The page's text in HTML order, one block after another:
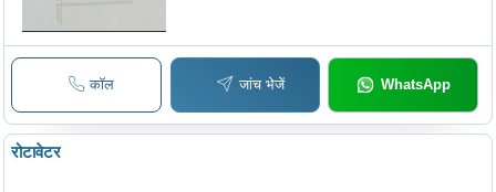
कॉल जांच भेजें WhatsApp
रोटावेटर